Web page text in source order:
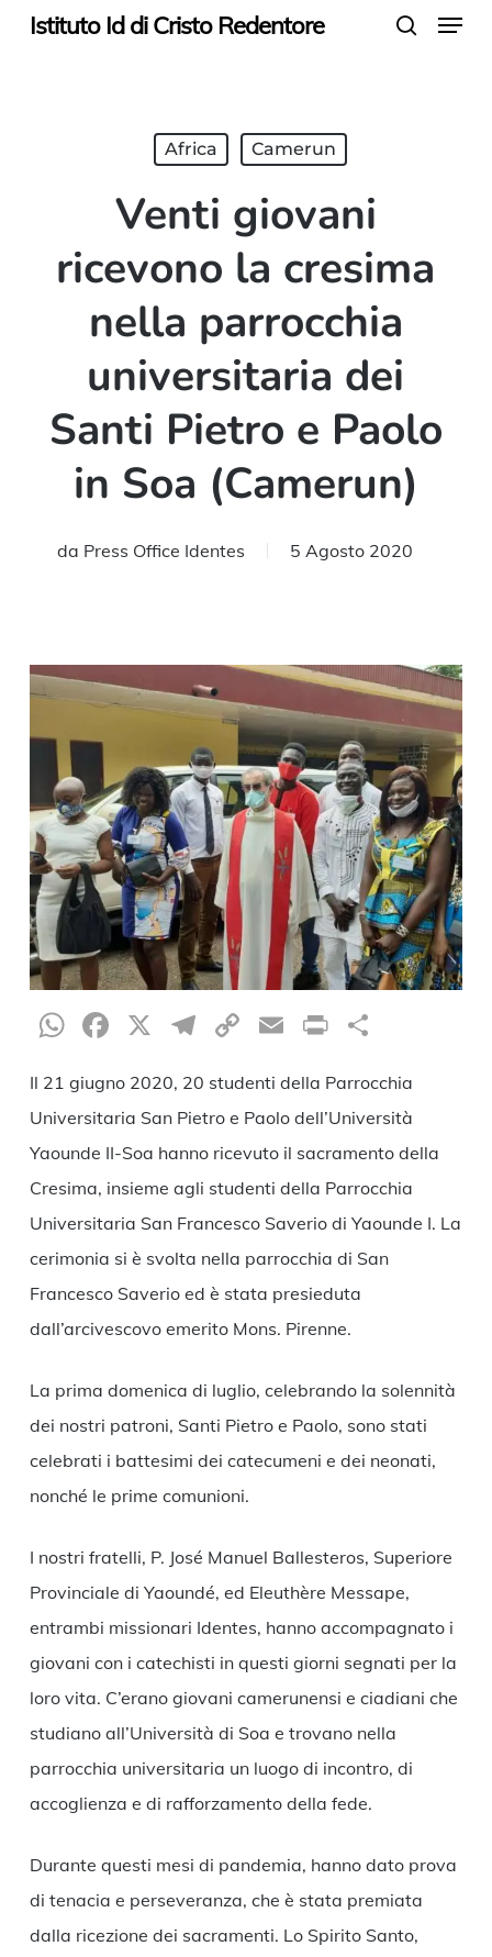
SkipIstituto Id di Cristo Redentore Menu
Africa Camerun
Venti giovani
ricevono la cresima
nella parrocchia
universitaria dei
Santi Pietro e Paolo
in Soa (Camerun)
da Press Office Identes 5 Agosto 2020
WhatsApp
Facebook
X Telegram
CopyEmailPrint
Il 21 giugno 2020, 20 studenti della Parrocchia
Universitaria San Pietro e Paolo dell’Università
Yaounde II-Soa hanno ricevuto il sacramento della
Cresima, insieme agli studenti della Parrocchia
Universitaria San Francesco Saverio di Yaounde I. La
cerimonia si è svolta nella parrocchia di San
Francesco Saverio ed è stata presieduta
dall’arcivescovo emerito Mons. Pirenne.
La prima domenica di luglio, celebrando la solennità
dei nostri patroni, Santi Pietro e Paolo, sono stati
celebrati i battesimi dei catecumeni e dei neonati,
nonché le prime comunioni.
I nostri fratelli, P. José Manuel Ballesteros, Superiore
Provinciale di Yaoundé, ed Eleuthère Messape,
entrambi missionari Identes, hanno accompagnato i
giovani con i catechisti in questi giorni segnati per la
loro vita. C’erano giovani camerunensi e ciadiani che
studiano all’Università di Soa e trovano nella
parrocchia universitaria un luogo di incontro, di
accoglienza e di rafforzamento della fede.
Durante questi mesi di pandemia, hanno dato prova
di tenacia e perseveranza, che è stata premiata
dalla ricezione dei sacramenti. Lo Spirito Santo,